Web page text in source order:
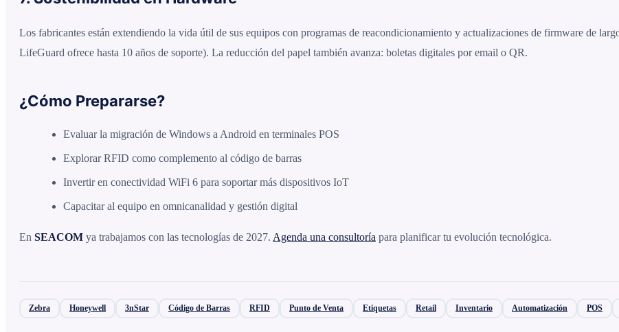
Los fabricantes están extendiendo la vida útil de sus equipos con programas de reacondicionamiento y actualizaciones de firmware de
LifeGuard ofrece hasta 10 años de soporte). La reducción del papel también avanza: boletas digitales por email o QR.
¿Cómo Prepararse?
Evaluar la migración de Windows a Android en terminales POS
Explorar RFID como complemento al código de barras
Invertir en conectividad WiFi 6 para soportar más dispositivos IoT
Capacitar al equipo en omnicanalidad y gestión digital
En SEACOM ya trabajamos con las tecnologías de 2027. Agenda una consultoría para planificar tu evolución tecnológica.
Zebra Honeywell 3nStar Código de Barras RFID Punto de Venta Etiquetas Retail Inventario Automatización POS